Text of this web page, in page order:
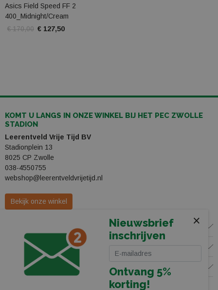
Asics Field Speed FF 2
400_Midnight/Cream
€ 170,00 € 127,50
KOMT U LANGS IN ONZE WINKEL BIJ HET PEC ZWOLLE
STADION
Leerentveld Vrije Tijd BV
Stadionplein 13
8025 CP Zwolle
038-4550755
webshop@leerentveldvrijetijd.nl
Bekijk onze winkel
WINKEL
KLANTENSERVICE
VOLG ONS
×
Nieuwsbrief
inschrijven
Ontvang 5%
korting!